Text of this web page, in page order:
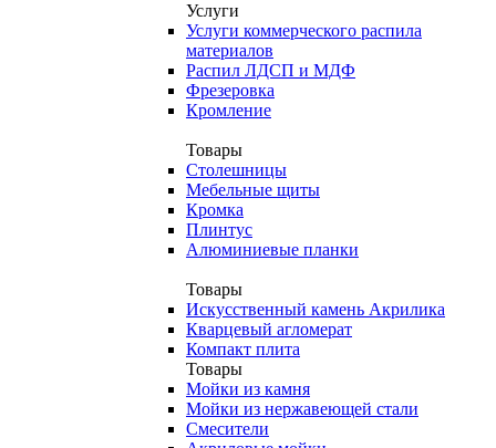
Услуги
Услуги коммерческого распила
материалов
Распил ЛДСП и МДФ
Фрезеровка
Кромление
Товары
Столешницы
Мебельные щиты
Кромка
Плинтус
Алюминиевые планки
Товары
Искусственный камень Акрилика
Кварцевый агломерат
Компакт плита
Товары
Мойки из камня
Мойки из нержавеющей стали
Смесители